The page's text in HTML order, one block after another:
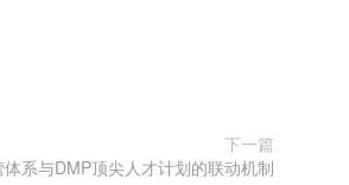
下一篇
系与DMP顶尖人才计划的联动机制